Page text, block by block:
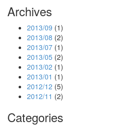
Archives
2013/09 (1)
2013/08 (2)
2013/07 (1)
2013/05 (2)
2013/02 (1)
2013/01 (1)
2012/12 (5)
2012/11 (2)
Categories